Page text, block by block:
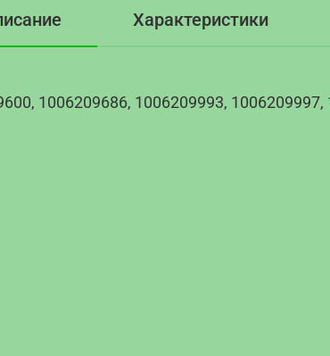
Характеристики
1006209686, 1006209993, 1006209997,